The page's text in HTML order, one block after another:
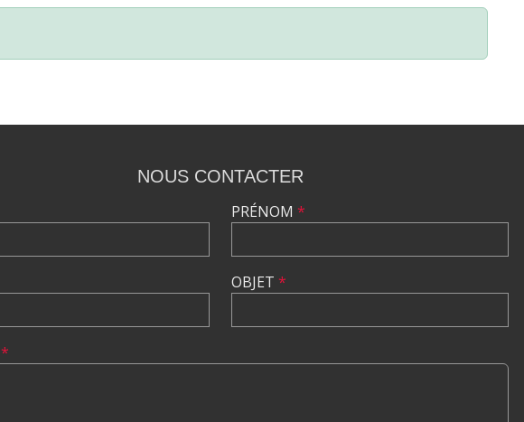
NOUS CONTACTER
PRÉNOM *
OBJET *
*